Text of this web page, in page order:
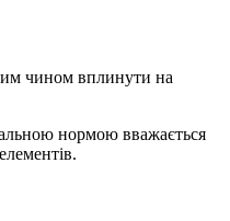
чином вплинути на
нормою вважається